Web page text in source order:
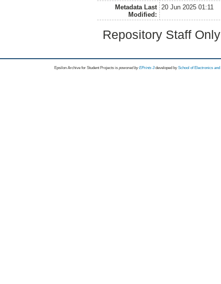
Metadata Last
Modified:
20 Jun 2025 01:11
Repository Staff
Epsilon Archive for Student Projects is powored byEPrints 3 developed by School of Electronics